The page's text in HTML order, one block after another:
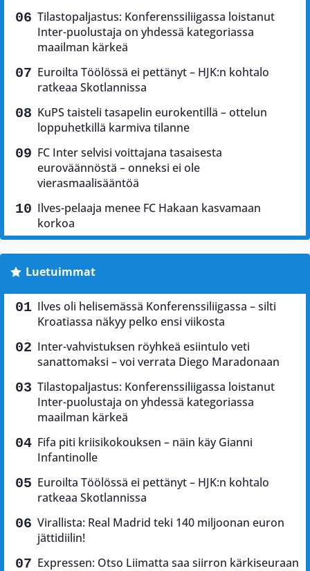
Tilastopaljastus: Konferenssiliigassa loistanut
Inter-puolustaja on yhdessä kategoriassa
maailman kärkeä
Euroilta Töölössä ei pettänyt – HJK:n kohtalo
ratkeaa Skotlannissa
KuPS taisteli tasapelin eurokentillä – ottelun
loppuhetkillä karmiva tilanne
FC Inter selvisi voittajana tasaisesta
euroväännöstä – onneksi ei ole
vierasmaalisääntöä
Ilves-pelaaja menee FC Hakaan kasvamaan
korkoa
Luetuimmat
Ilves oli helisemässä Konferenssiliigassa – silti
Kroatiassa näkyy pelko ensi viikosta
Inter-vahvistuksen röyhkeä esiintulo veti
sanattomaksi – voi verrata Diego Maradonaan
Tilastopaljastus: Konferenssiliigassa loistanut
Inter-puolustaja on yhdessä kategoriassa
maailman kärkeä
Fifa piti kriisikokouksen – näin käy Gianni
Infantinolle
Euroilta Töölössä ei pettänyt – HJK:n kohtalo
ratkeaa Skotlannissa
Virallista: Real Madrid teki 140 miljoonan euron
jättidiilin!
Expressen: Otso Liimatta saa siirron kärkiseuraan